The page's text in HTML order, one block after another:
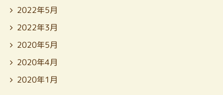
2022年5月
2022年3月
2020年5月
2020年4月
2020年1月